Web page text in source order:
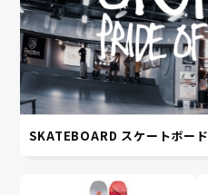
SKATEBOARD スケートボード